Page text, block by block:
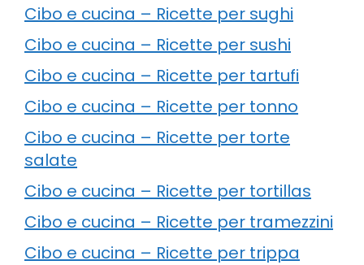
Cibo e cucina – Ricette per sughi
Cibo e cucina – Ricette per sushi
Cibo e cucina – Ricette per tartufi
Cibo e cucina – Ricette per tonno
Cibo e cucina – Ricette per torte
salate
Cibo e cucina – Ricette per tortillas
Cibo e cucina – Ricette per tramezzini
Cibo e cucina – Ricette per trippa